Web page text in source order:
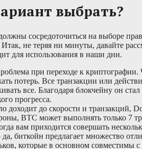
выбрать?
сосредоточиться на выборе
не теряя ни минуты, давайте
для использования в наши дни.
при переходе к
потерь. Все транзакции или
все. Благодаря блокчейну он
прогресса.
доходит до скорости и транзакций,
BTC может выполнять только 7
вам приходится совершать
да, биткойн предлагает множество
которые в основном совместимы